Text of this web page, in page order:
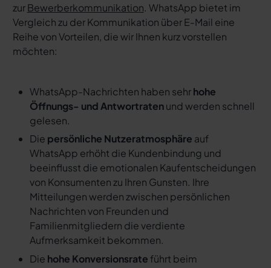
zurBewerberkommunikation. WhatsApp bietet im
Vergleich zu der Kommunikation über E-Mail eine
Reihe von Vorteilen, die wir Ihnen kurz vorstellen
möchten:
WhatsApp-Nachrichten haben sehrhohe
Öffnungs- und Antwortratenund werden schnell
gelesen.
Die persönliche Nutzeratmosphäre auf
WhatsApp erhöht die Kundenbindung und
beeinflusst die emotionalen Kaufentscheidungen
von Konsumenten zu Ihren Gunsten. Ihre
Mitteilungen werden zwischen persönlichen
Nachrichten von Freunden und
Familienmitgliedern die verdiente
Aufmerksamkeit bekommen.
Die hohe Konversionsrate führt beim